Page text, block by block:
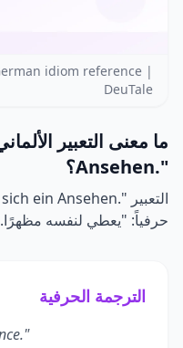
idiom reference |
DeuTale
ما معنى التعبير
Ansehen."؟
التعبير ein Ansehen."
حرفياً: "يعطي لنفسه
الترجمة الحرفية